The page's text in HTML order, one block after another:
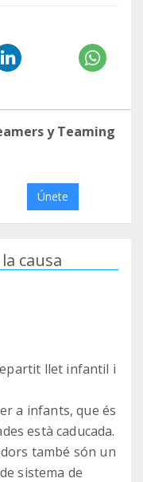
y Teaming
Únete
causa
llet infantil i
a infants, que és
està caducada.
també són un
sistema de